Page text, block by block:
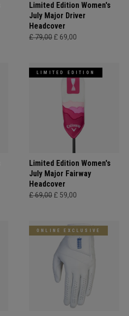
Limited Edition Women's
July Major Driver
Headcover
£ 79,00 £ 69,00
LIMITED EDITION
Limited Edition Women's
July Major Fairway
Headcover
£ 69,00 £ 59,00
ONLINE EXCLUSIVE